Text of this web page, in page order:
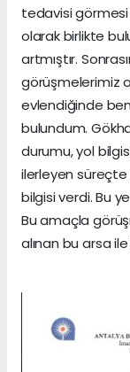
tedavisi
olarak birlikte
artmıştır.
görüşmelerimiz
evlendiğinde
bulundum.
durumu, yol
ilerleyen süreçte
bilgisi verdi. Bu
Bu amaçla
alınan bu arsa